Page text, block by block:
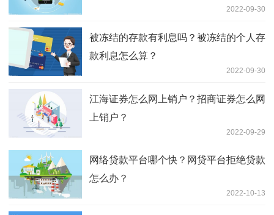
2022-09-30
被冻结的存款有利息吗？被冻结的个人存
款利息怎么算？
2022-09-30
江海证券怎么网上销户？招商证券怎么网
上销户？
2022-09-29
网络贷款平台哪个快？网贷平台拒绝贷款
怎么办？
2022-10-13